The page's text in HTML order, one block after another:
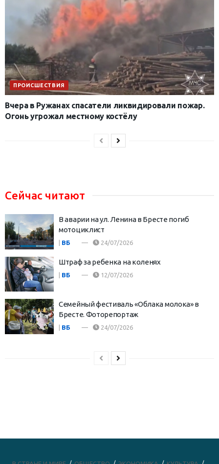
ПРОИСШЕСТВИЯ
Вчера в Ружанах спасатели ликвидировали пожар.
Огонь угрожал местному костёлу
Сейчас читают
В аварии на ул. Ленина в Бресте погиб
мотоциклист
ВБ 24/07/2026
Штраф за ребенка на коленях
| ВБ 12/07/2026
Семейный фестиваль «Облака молока» в
Бресте. Фоторепортаж
ВБ 24/07/2026